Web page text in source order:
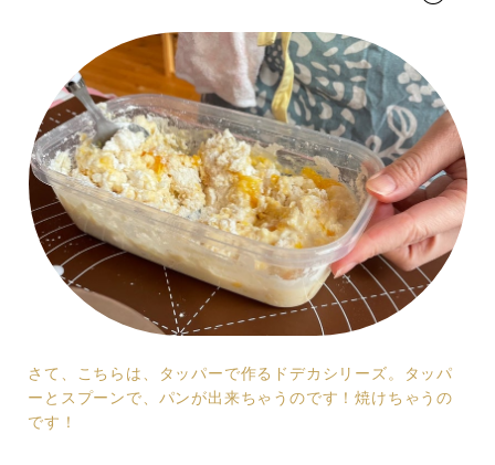
さて、こちらは、タッパーで作るドデカシリーズ。タッパ
ーとスプーンで、パンが出来ちゃうのです！焼けちゃうの
です！